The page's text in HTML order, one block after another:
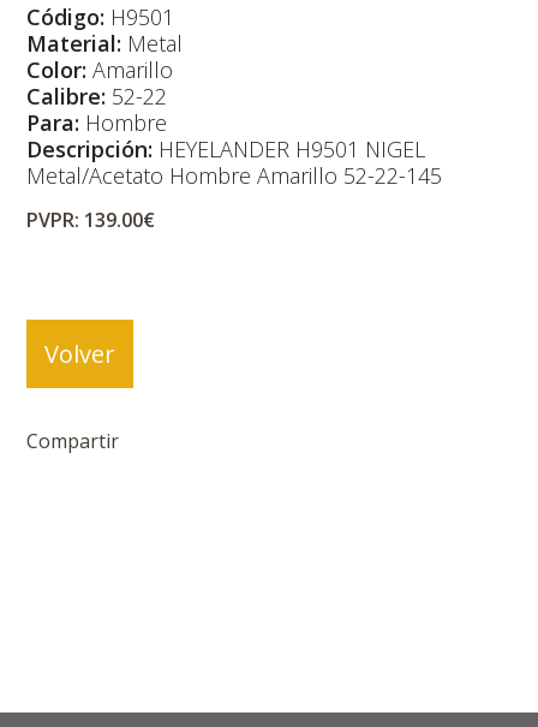
Código: H9501
Material: Metal
Color: Amarillo
Calibre: 52-22
Para: Hombre
Descripción: HEYELANDER H9501 NIGEL
Metal/Acetato Hombre Amarillo 52-22-145
PVPR: 139.00€
Volver
Compartir